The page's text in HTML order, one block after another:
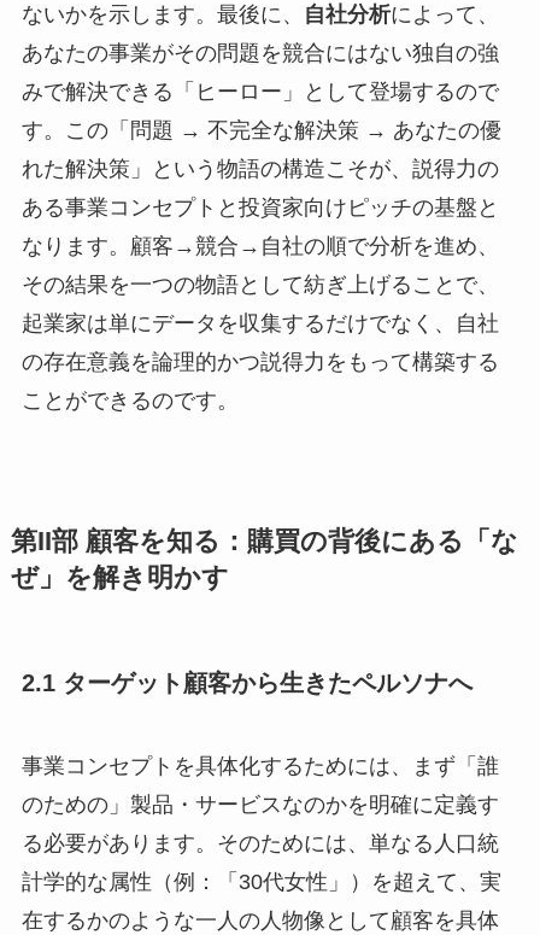
ないかを示します。最後に、
自社分析によって、
あなたの事業がその問題を競合にはない独自の強
みで解決できる「ヒーロー」として登場するので
す。この「問題 → 不完全な解決策 → あなたの優
れた解決策」という物語の構造こそが、説得力の
ある事業コンセプトと投資家向けピッチの基盤と
なります。顧客→競合→自社の順で分析を進め、
その結果を一つの物語として紡ぎ上げることで、
起業家は単にデータを収集するだけでなく、自社
の存在意義を論理的かつ説得力をもって構築する
ことができるのです。
第II部 顧客を知る：購買の背後にある「な
ぜ」を解き明かす
2.1 ターゲット顧客から生きたペルソナへ
事業コンセプトを具体化するためには、まず「誰
のための」製品・サービスなのかを明確に定義す
る必要があります。そのためには、単なる人口統
計学的な属性（例：「30代女性」）を超えて、実
在するかのような一人の人物像として顧客を具体